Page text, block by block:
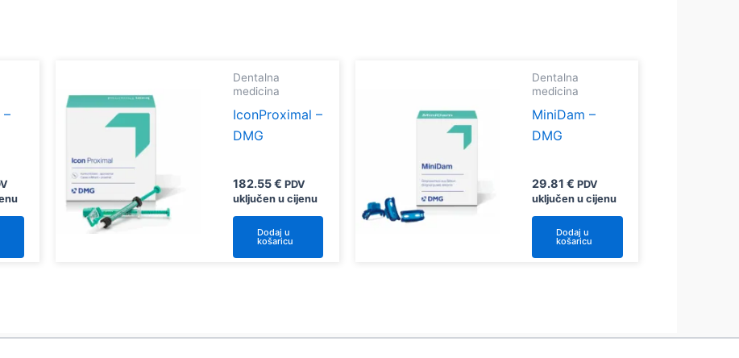
–
Dentalna
medicina
IconProximal –
DMG
182.55€ PDV
uključen u cijenu
Dodaj u
košaricu
Dentalna
medicina
MiniDam –
DMG
29.81 € PDV
uključen u cijenu
Dodaj u
košaricu